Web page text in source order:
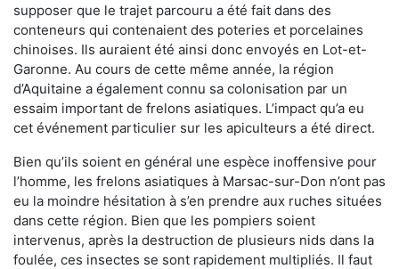
supposer que le trajet parcouru a été fait dans des
conteneurs qui contenaient des poteries et porcelaines
chinoises. Ils auraient été ainsi donc envoyés en Lot-et-
Garonne. Au cours de cette même année, la région
d’Aquitaine a également connu sa colonisation par un
essaim important de frelons asiatiques. L’impact qu’a eu
cet événement particulier sur les apiculteurs a été direct.
Bien qu’ils soient en général une espèce inoffensive pour
l’homme, les frelons asiatiques à Marsac-sur-Don n’ont pas
eu la moindre hésitation à s’en prendre aux ruches situées
dans cette région. Bien que les pompiers soient
intervenus, après la destruction de plusieurs nids dans la
foulée, ces insectes se sont rapidement multipliés. Il faut